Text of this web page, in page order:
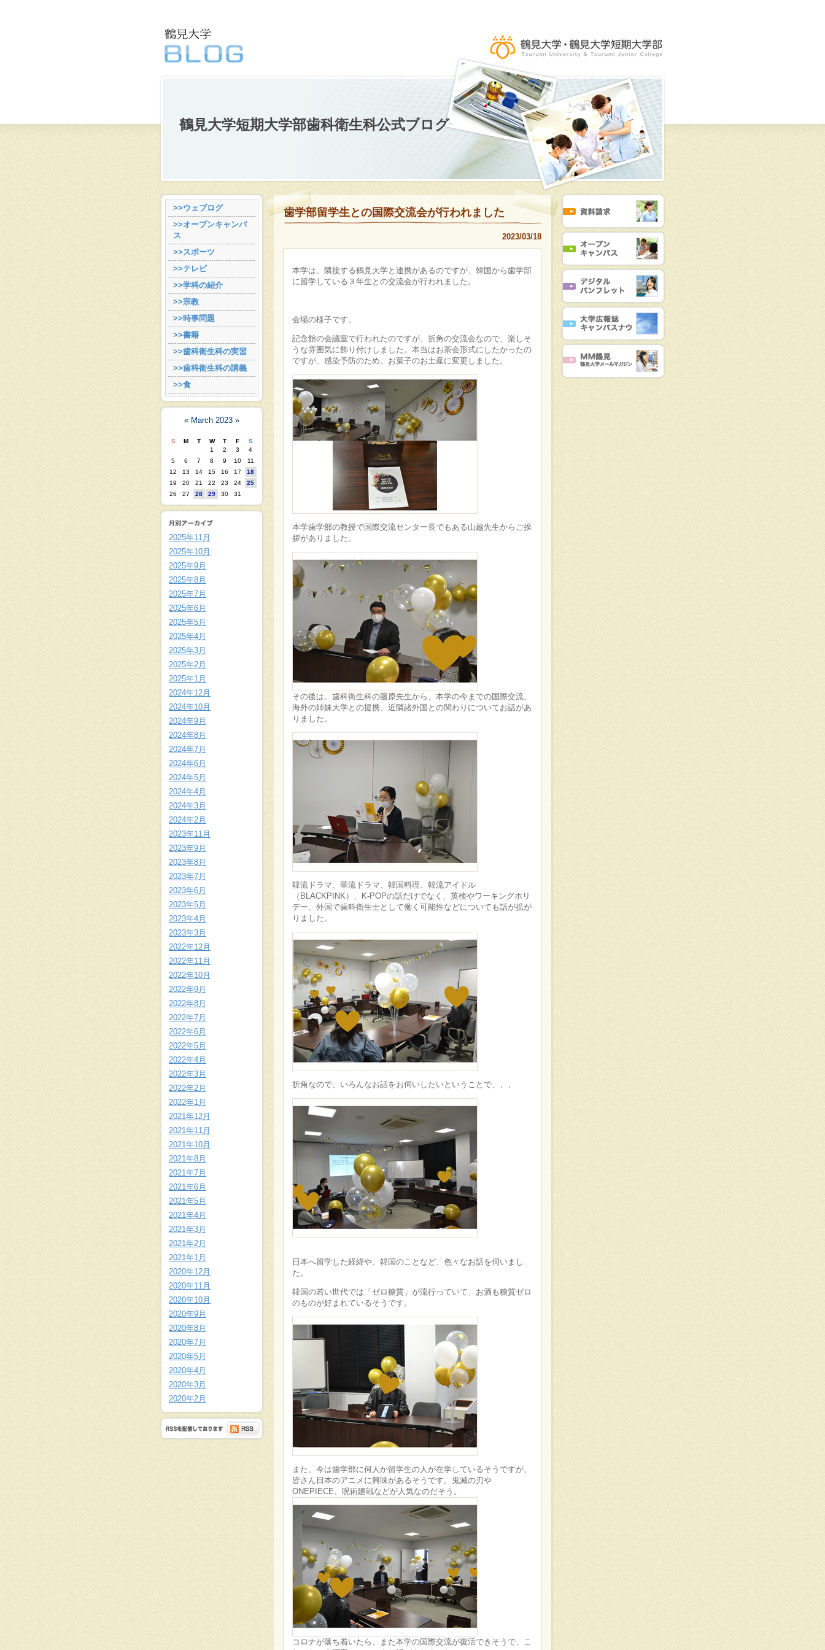
鶴見大学短期大学部歯科衛生科公式ブログ
歯学部留学生との国際交流会が行われました
2023/03/18
本学は、隣接する鶴見大学と連携があるのですが、韓国から歯学部
に留学している３年生との交流会が行われました。
会場の様子です。
記念館の会議室で行われたのですが、折角の交流会なので、楽しそ
うな雰囲気に飾り付けしました。本当はお茶会形式にしたかったの
ですが、感染予防のため、お菓子のお土産に変更しました。
本学歯学部の教授で国際交流センター長でもある山越先生からご挨
拶がありました。
その後は、歯科衛生科の藤原先生から、本学の今までの国際交流、
海外の姉妹大学との提携、近隣諸外国との関わりについてお話があ
りました。
韓流ドラマ、華流ドラマ、韓国料理、韓流アイドル
（BLACKPINK）、K-POPの話だけでなく、英検やワーキングホリ
デー、外国で歯科衛生士として働く可能性などについても話が拡が
りました。
折角なので、いろんなお話をお伺いしたいということで、、、
日本へ留学した経緯や、韓国のことなど、色々なお話を伺いまし
た。
韓国の若い世代では「ゼロ糖質」が流行っていて、お酒も糖質ゼロ
のものが好まれているそうです。
また、今は歯学部に何人か留学生の人が在学しているそうですが、
皆さん日本のアニメに興味があるそうです。鬼滅の刃や
ONEPIECE、呪術廻戦などが人気なのだそう。
コロナが落ち着いたら、また本学の国際交流が復活できそうで、こ
>>ウェブログ
>>オープンキャンパ
ス
>>スポーツ
>>テレビ
>>学科の紹介
>>宗教
>>時事問題
>>書籍
>>歯科衛生科の実習
>>歯科衛生科の講義
>>食
« March 2023 »
S M T W T F
S
1
2 3
4
5
6 7 8 9 10
11
12
13 14 15 16 17
18
19
20 21 22 23 24
25
26
27 28 29 30 31
2025年11月
2025年10月
2025年9月
2025年8月
2025年7月
2025年6月
2025年5月
2025年4月
2025年3月
2025年2月
2025年1月
2024年12月
2024年10月
2024年9月
2024年8月
2024年7月
2024年6月
2024年5月
2024年4月
2024年3月
2024年2月
2023年11月
2023年9月
2023年8月
2023年7月
2023年6月
2023年5月
2023年4月
2023年3月
2022年12月
2022年11月
2022年10月
2022年9月
2022年8月
2022年7月
2022年6月
2022年5月
2022年4月
2022年3月
2022年2月
2022年1月
2021年12月
2021年11月
2021年10月
2021年8月
2021年7月
2021年6月
2021年5月
2021年4月
2021年3月
2021年2月
2021年1月
2020年12月
2020年11月
2020年10月
2020年9月
2020年8月
2020年7月
2020年5月
2020年4月
2020年3月
2020年2月